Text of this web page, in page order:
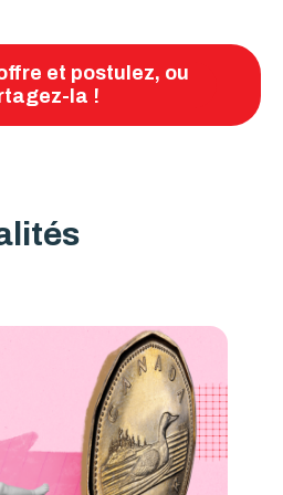
et postulez, ou
la !